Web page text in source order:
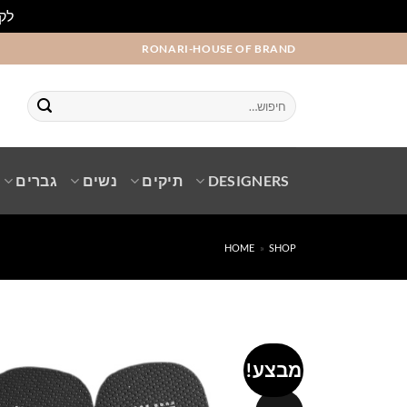
to
RONARI-HOUSE OF BRAND
חיפוש
עבור:
DESIGNERS תיקים נשים גברים
HOME » SHOP
מבצע!